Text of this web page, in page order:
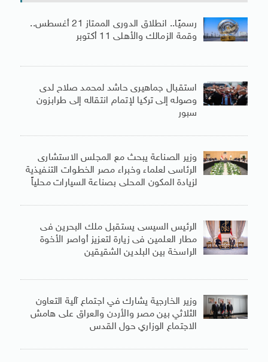
رسميًا.. انطلاق الدورى الممتاز 21 أغسطس..
وقمة الزمالك والأهلى 11 أكتوبر
استقبال جماهيرى حاشد لمحمد صلاح لدى
وصوله إلى تركيا لإتمام انتقاله إلى طرابزون
سبور
وزير الصناعة يبحث مع المجلس الاستشارى
الرئاسى لعلماء وخبراء مصر الخطوات التنفيذية
لزيادة المكون المحلى بصناعة السيارات محلياً
الرئيس السيسى يستقبل ملك البحرين فى
مطار العلمين فى زيارة لتعزيز أواصر الأخوة
الراسخة بين البلدين الشقيقين
وزير الخارجية يشارك في اجتماع آلية التعاون
الثلاثي بين مصر والأردن والعراق على هامش
الاجتماع الوزاري حول القدس